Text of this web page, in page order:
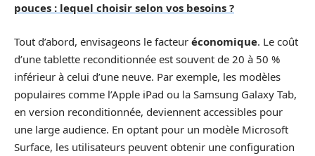
pouces : lequel choisir selon vos besoins ?
Tout d’abord, envisageons le facteur économique. Le coût
d’une tablette reconditionnée est souvent de 20 à 50 %
inférieur à celui d’une neuve. Par exemple, les modèles
populaires comme l’Apple iPad ou la Samsung Galaxy Tab,
en version reconditionnée, deviennent accessibles pour
une large audience. En optant pour un modèle Microsoft
Surface, les utilisateurs peuvent obtenir une configuration